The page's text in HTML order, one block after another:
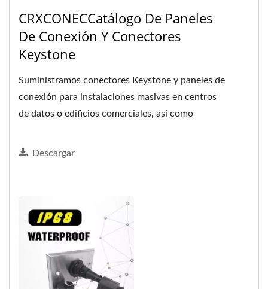
CRXCONECCatálogo De Paneles
De Conexión Y Conectores
Keystone
Suministramos conectores Keystone y paneles de
conexión para instalaciones masivas en centros
de datos o edificios comerciales, así como
Descargar